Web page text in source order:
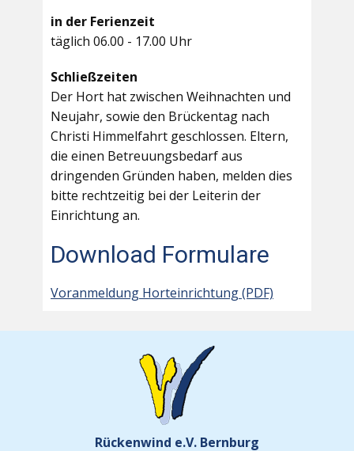
in der Ferienzeit
täglich 06.00 - 17.00 Uhr
Schließzeiten
Der Hort hat zwischen Weihnachten und
Neujahr, sowie den Brückentag nach
Christi Himmelfahrt geschlossen. Eltern,
die einen Betreuungsbedarf aus
dringenden Gründen haben, melden dies
bitte rechtzeitig bei der Leiterin der
Einrichtung an.
Download Formulare
Voranmeldung Horteinrichtung (PDF)
Rückenwind e.V. Bernburg